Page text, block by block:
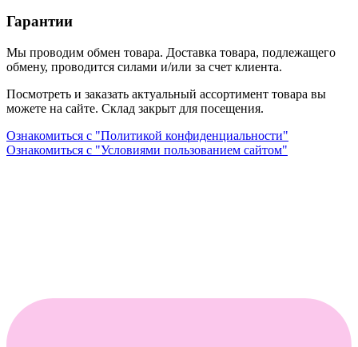
Гарантии
Мы проводим обмен товара. Доставка товара, подлежащего
обмену, проводится силами и/или за счет клиента.
Посмотреть и заказать актуальный ассортимент товара вы
можете на сайте. Склад закрыт для посещения.
Ознакомиться с "Политикой конфиденциальности"
Ознакомиться с "Условиями пользованием сайтом"